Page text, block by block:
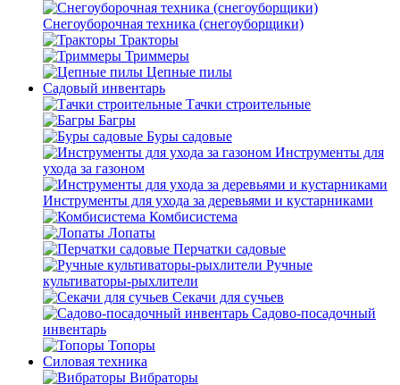
Снегоуборочная техника (снегоуборщики)
Тракторы
Триммеры
Цепные пилы
Садовый инвентарь
Тачки строительные
Багры
Буры садовые
Инструменты для
ухода за газоном
Инструменты для ухода за деревьями и кустарниками
Комбисистема
Лопаты
Перчатки садовые
Ручные
культиваторы-рыхлители
Секачи для сучьев
Садово-посадочный
инвентарь
Топоры
Силовая техника
Вибраторы